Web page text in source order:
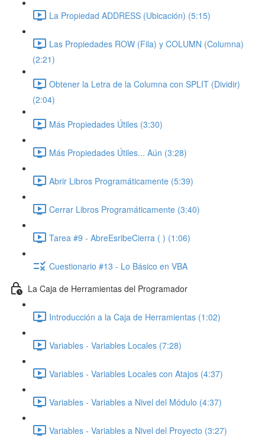
La Propiedad ADDRESS (Ubicación) (5:15)
Las Propiedades ROW (Fila) y COLUMN (Columna)
(2:21)
Obtener la Letra de la Columna con SPLIT (Dividir)
(2:04)
Más Propiedades Útiles (3:30)
Más Propiedades Útiles... Aún (3:28)
Abrir Libros Programáticamente (5:39)
Cerrar Libros Programáticamente (3:40)
Tarea #9 - AbreEsribeCierra ( ) (1:06)
Cuestionario #13 - Lo Básico en VBA
La Caja de Herramientas del Programador
Introducción a la Caja de Herramientas (1:02)
Variables - Variables Locales (7:28)
Variables - Variables Locales con Atajos (4:37)
Variables - Variables a Nivel del Módulo (4:37)
Variables - Variables a Nivel del Proyecto (3:27)